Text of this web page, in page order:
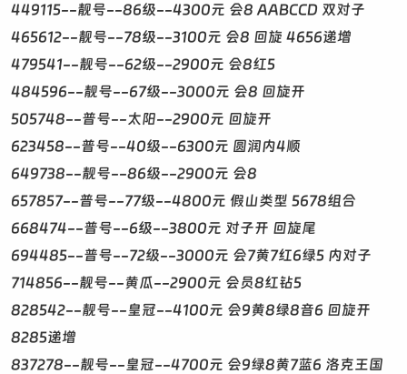
449115--靓号--86级--4300元 会8 AABCCD 双对子
465612--靓号--78级--3100元 会8 回旋 4656递增
479541--靓号--62级--2900元 会8红5
484596--靓号--67级--3000元 会8 回旋开
505748--普号--太阳--2900元 回旋开
623458--普号--40级--6300元 圆润内4顺
649738--靓号--86级--2900元 会8
657857--普号--77级--4800元 假山类型 5678组合
668474--普号--6级--3800元 对子开 回旋尾
694485--普号--72级--3000元 会7黄7红6绿5 内对子
714856--靓号--黄瓜--2900元 会员8红钻5
828542--靓号--皇冠--4100元 会9黄8绿8音6 回旋开
8285递增
837278--靓号--皇冠--4700元 会9绿8黄7蓝6 洛克王国